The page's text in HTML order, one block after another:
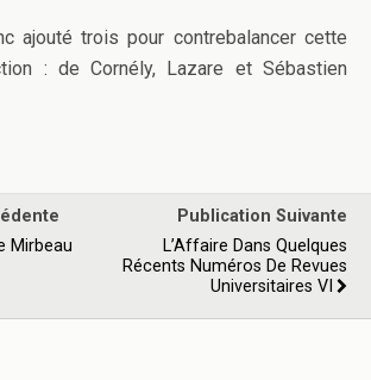
ajouté trois pour contrebalancer cette
: de Cornély, Lazare et Sébastien
Mirbeau
Publication Suivante
L’Affaire Dans Quelques
Récents Numéros De Revues
Universitaires VI